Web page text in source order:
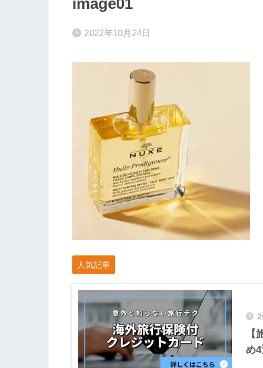
image01
2022年10月24日
人気記事
め